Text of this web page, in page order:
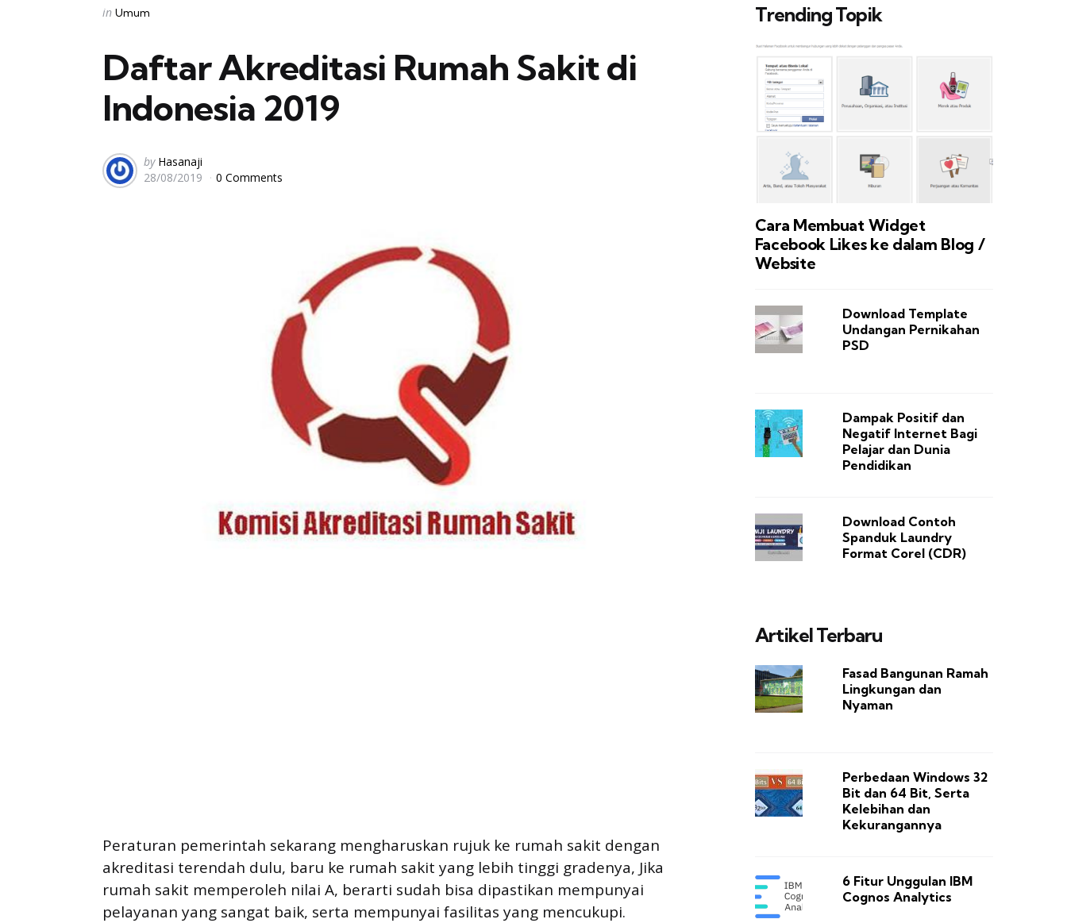
Categories
Posted
in Umum
Daftar Akreditasi Rumah Sakit di
Indonesia 2019
Posted
by
by Hasanaji
28/08/2019
0 Comments
Peraturan pemerintah sekarang mengharuskan rujuk ke rumah sakit dengan
akreditasi terendah dulu, baru ke rumah sakit yang lebih tinggi gradenya, Jika
rumah sakit memperoleh nilai A, berarti sudah bisa dipastikan mempunyai
pelayanan yang sangat baik, serta mempunyai fasilitas yang mencukupi.
Trending Topik
Cara Membuat Widget
Facebook Likes ke dalam Blog /
Website
Download Template
Undangan Pernikahan
PSD
Dampak Positif dan
Negatif Internet Bagi
Pelajar dan Dunia
Pendidikan
Download Contoh
Spanduk Laundry
Format Corel (CDR)
Artikel Terbaru
Fasad Bangunan Ramah
Lingkungan dan
Nyaman
Perbedaan Windows 32
Bit dan 64 Bit, Serta
Kelebihan dan
Kekurangannya
6 Fitur Unggulan IBM
Cognos Analytics